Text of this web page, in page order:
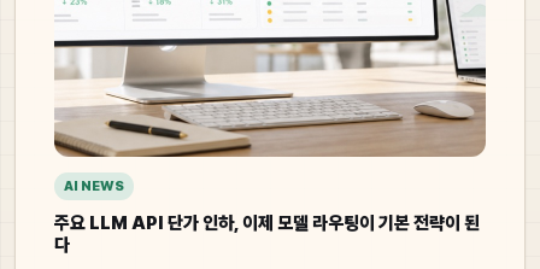
AI NEWS
주요 LLM API 단가 인하, 이제 모델 라우팅이 기본 전략이 된
다